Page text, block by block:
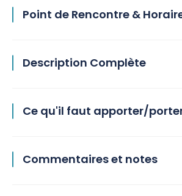
Point de Rencontre &
Description Complète
Ce qu'il faut apporter/
Commentaires et notes